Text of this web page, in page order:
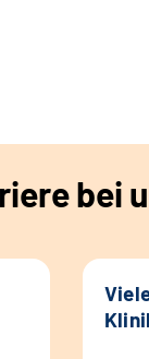
bei